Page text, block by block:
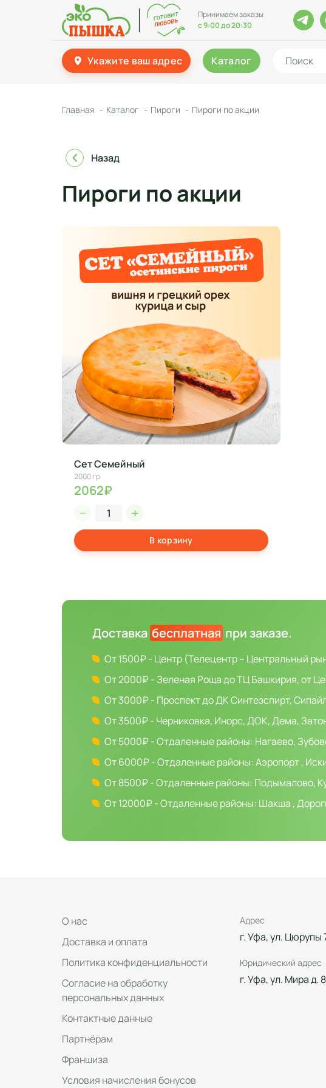
Принимаем заказы
с 9:00 до 20:30
Укажите ваш адрес Каталог
Главная Каталог Пироги Пироги по акции
Назад
Пироги по акции
Сет Семейный
2000 гр
2062₽
В корзину
Доставка бесплатная при заказе.
От 1500₽ - Центр (Телецентр – Центральный
От 2000₽ - Зеленая Роща до ТЦ Башкирия, от
От 3000₽ - Проспект до ДК Синтезспирт,
От 3500₽ - Черниковка, Инорс, ДОК, Дема,
От 5000₽ - Отдаленные районы: Нагаево,
От 6000₽ - Отдаленные районы: Аэропорт ,
От 8500₽ - Отдаленные районы: Подымалово,
От 12000₽ - Отдаленные районы: Шакша ,
О нас
Доставка и оплата
Политика конфиденциальности
Согласие на обработку
персональных данных
Контактные данные
Партнёрам
Франшиза
Условия начисления бонусов
Адрес
г. Уфа, ул. Цюрупы
Юридический адрес
г. Уфа, ул. Мира д. 8